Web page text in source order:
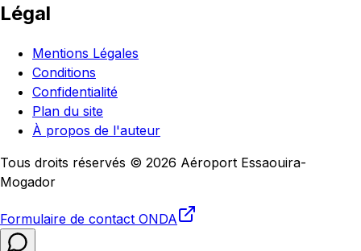
Légal
Mentions Légales
Conditions
Confidentialité
Plan du site
À propos de l'auteur
Tous droits réservés © 2026 Aéroport Essaouira-
Mogador
Formulaire de contact ONDA